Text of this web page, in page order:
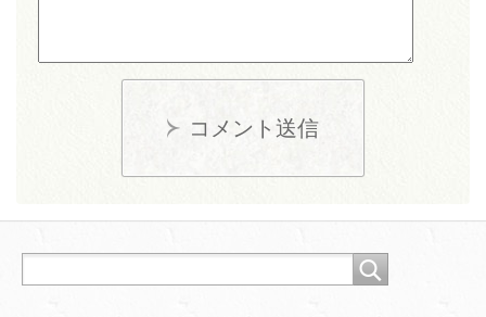
コメント送信